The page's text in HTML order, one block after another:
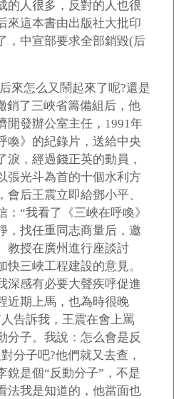
的人很多，反對的人也很
來這本書由出版社大批印
，中宣部要求全部銷毀(后
來怎么又鬧起來了呢?還是
銷了三峽省籌備組后，他
開發辦公室主任，1991年
喚》的紀錄片，送給中央
淚，經過錢正英的動員，
張光斗為首的十個水利方
后王震立即給鄧小平、
“我看了《三峽在呼喚》
，找任重同志商量后，邀
教授在廣州進行座談討
三峽工程建設的意見。
深感有必要大聲疾呼促進
近期上馬，也為時很晚
告訴我，王震在會上罵
分子。我說：怎么會是反
分子吧?他們就又去查，
銳是個“反動分子”，不是
法我是知道的，他當面也